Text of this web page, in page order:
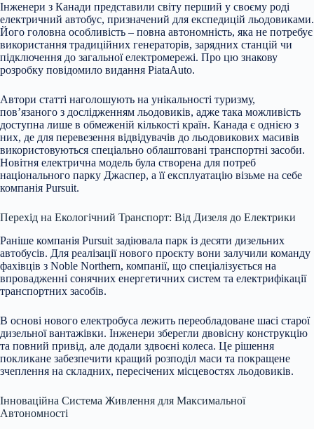
Інженери з Канади представили світу перший у своєму роді
електричний автобус, призначений для експедицій льодовиками.
Його головна особливість – повна автономність, яка не потребує
використання традиційних генераторів, зарядних станцій чи
підключення до загальної електромережі. Про цю знакову
розробку повідомило видання PiataAuto.
Автори статті наголошують на унікальності туризму,
пов’язаного з дослідженням льодовиків, адже така можливість
доступна лише в обмеженій кількості країн. Канада є однією з
них, де для перевезення відвідувачів до льодовикових масивів
використовуються спеціально облаштовані транспортні засоби.
Новітня електрична модель була створена для потреб
національного парку Джаспер, а її експлуатацію візьме на себе
компанія Pursuit.
Перехід на Екологічний Транспорт: Від Дизеля до Електрики
Раніше компанія Pursuit задіювала парк із десяти дизельних
автобусів. Для реалізації нового проєкту вони залучили команду
фахівців з Noble Northern, компанії, що спеціалізується на
впровадженні сонячних енергетичних систем та електрифікації
транспортних засобів.
В основі нового електробуса лежить переобладоване шасі старої
дизельної вантажівки. Інженери зберегли двовісну конструкцію
та повний привід, але додали здвоєні колеса. Це рішення
покликане забезпечити кращий розподіл маси та покращене
зчеплення на складних, пересічених місцевостях льодовиків.
Інноваційна Система Живлення для Максимальної
Автономності